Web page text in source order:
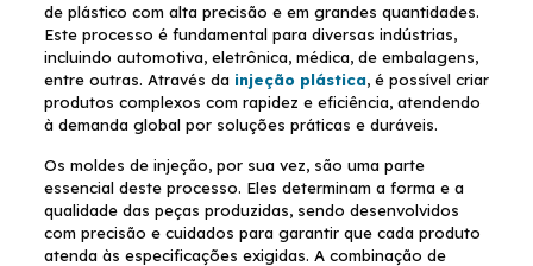
de plástico com alta precisão e em grandes quantidades.
Este processo é fundamental para diversas indústrias,
incluindo automotiva, eletrônica, médica, de embalagens,
entre outras. Através da injeção plástica, é possível criar
produtos complexos com rapidez e eficiência, atendendo
à demanda global por soluções práticas e duráveis.
Os moldes de injeção, por sua vez, são uma parte
essencial deste processo. Eles determinam a forma e a
qualidade das peças produzidas, sendo desenvolvidos
com precisão e cuidados para garantir que cada produto
atenda às especificações exigidas. A combinação de